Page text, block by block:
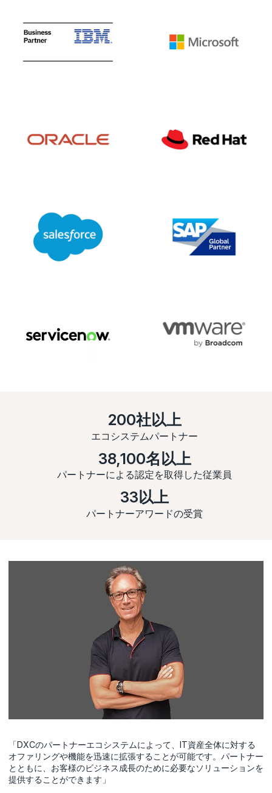
200社以上
エコシステムパートナー
38,100名以上
パートナーによる認定を取得した従業員
33以上
パートナーアワードの受賞
「DXCのパートナーエコシステムによって、IT資産全体に対する
オファリングや機能を迅速に拡張することが可能です。パートナー
とともに、お客様のビジネス成長のために必要なソリューションを
提供することができます」